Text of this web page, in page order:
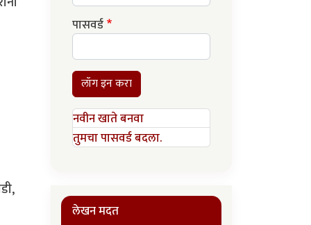
पासवर्ड
लॉग इन करा
नवीन खाते बनवा
तुमचा पासवर्ड बदला.
लेखन मदत